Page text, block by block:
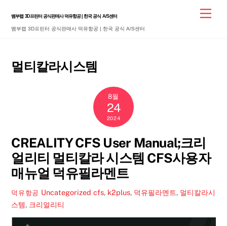
content
뱀부랩 3D프린터 공식판매사 덕유항공 | 한국 공식 A/S센터
뱀부랩 3D프린터 공식판매사 덕유항공 | 한국 공식 A/S센터
멀티칼라시스템
8월
24
2024
CREALITY CFS User Manual;크리
얼리티 멀티칼라 시스템 CFS사용자
매뉴얼 덕유필라멘트
덕유항공 Uncategorized cfs, k2plus, 덕유필라멘트, 멀티칼라시
스템, 크리얼리티